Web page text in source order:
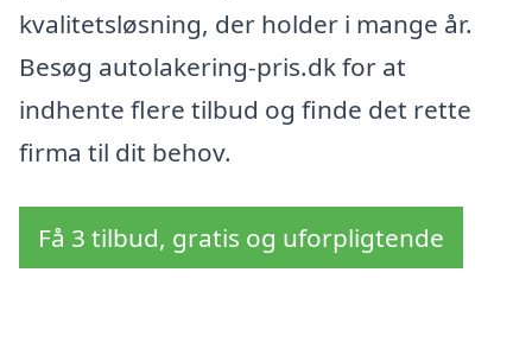
kvalitetsløsning, der holder i mange år.
Besøg autolakering-pris.dk for at
indhente flere tilbud og finde det rette
firma til dit behov.
Få 3 tilbud, gratis og uforpligtende